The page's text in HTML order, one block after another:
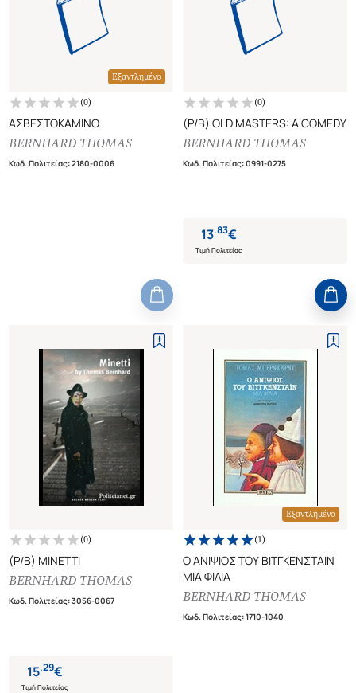
Εξαντλημένο
(0)
ΑΣΒΕΣΤΟΚΑΜΙΝΟ
BERNHARD THOMAS
Κωδ. Πολιτείας:2180-0006
(0)
(P/B) OLD MASTERS: A COMEDY
BERNHARD THOMAS
Κωδ. Πολιτείας:0991-0275
13.83€
Τιμή Πολιτείας
(0)
(P/B) MINETTI
BERNHARD THOMAS
Κωδ. Πολιτείας:3056-0067
15.29€
Τιμή Πολιτείας
Εξαντλημένο
(1)
Ο ΑΝΙΨΙΟΣ ΤΟΥ ΒΙΤΓΚΕΝΣΤΑΙΝ
ΜΙΑ ΦΙΛΙΑ
BERNHARD THOMAS
Κωδ. Πολιτείας:1710-1040